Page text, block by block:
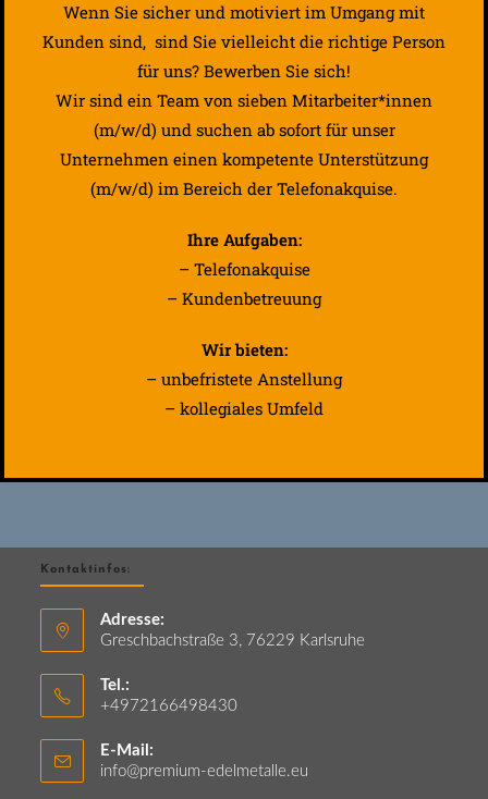
Wenn Sie sicher und motiviert im Umgang mit
Kunden sind, sind Sie vielleicht die richtige Person
für uns? Bewerben Sie sich!
Wir sind ein Team von sieben Mitarbeiter*innen
(m/w/d) und suchen ab sofort für unser
Unternehmen einen kompetente Unterstützung
(m/w/d) im Bereich der Telefonakquise.
Ihre Aufgaben:
– Telefonakquise
– Kundenbetreuung
Wir bieten:
– unbefristete Anstellung
– kollegiales Umfeld
Kontaktinfos:
Adresse:
Greschbachstraße 3, 76229 Karlsruhe
Tel.:
+4972166498430
E-Mail:
info@premium-edelmetalle.eu